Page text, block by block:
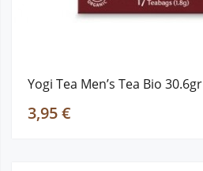
Yogi Tea Men’s Tea Bio 30.6gr
3,95 €